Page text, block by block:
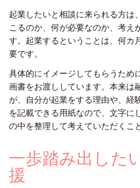
起業したいと相談に来られる方は
こるのか、何が必要なのか、考え
す。起業するということは、何カ
要です。
具体的にイメージしてもらうため
画書をお渡ししています。本来は
が、自分が起業をする理由や、経
を記載できる用紙なので、文字に
の中を整理して考えていただくこ
一歩踏み出した
援